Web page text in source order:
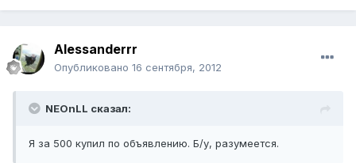
Alessanderrr
Опубликовано 16 сентября, 2012
NEOnLL сказал:
Я за 500 купил по объявлению. Б/у, разумеется.